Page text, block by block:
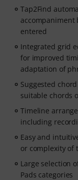
Tap2Find
accompaniment
entered
Integrated grid
for improved
adaptation of
Suggested
suitable chords
Timeline
including
Easy and
or complexity of
Large selection
Pads categories